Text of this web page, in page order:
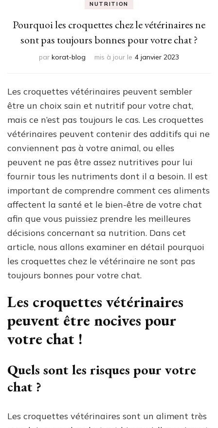
NUTRITION
Pourquoi les croquettes chez le vétérinaires ne
sont pas toujours bonnes pour votre chat ?
par korat-blog mis à jour le 4 janvier 2023
Les croquettes vétérinaires peuvent sembler
être un choix sain et nutritif pour votre chat,
mais ce n’est pas toujours le cas. Les croquettes
vétérinaires peuvent contenir des additifs qui ne
conviennent pas à votre animal, ou elles
peuvent ne pas être assez nutritives pour lui
fournir tous les nutriments dont il a besoin. Il est
important de comprendre comment ces aliments
affectent la santé et le bien-être de votre chat
afin que vous puissiez prendre les meilleures
décisions concernant sa nutrition. Dans cet
article, nous allons examiner en détail pourquoi
les croquettes chez le vétérinaire ne sont pas
toujours bonnes pour votre chat.
Les croquettes vétérinaires
peuvent être nocives pour
votre chat !
Quels sont les risques pour votre
chat ?
Les croquettes vétérinaires sont un aliment très